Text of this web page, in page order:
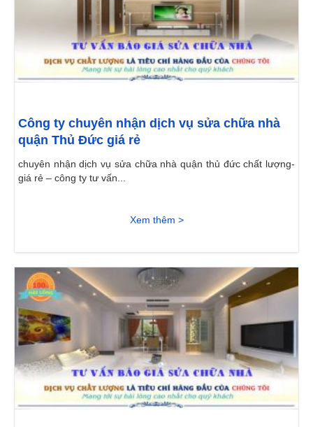
Công ty chuyên nhận dịch vụ sửa chữa nhà
quận Thủ Đức giá rẻ
chuyên nhận dịch vụ sửa chữa nhà quận thủ đức chất lượng-
giá rẻ – công ty tư vấn...
Xem thêm >